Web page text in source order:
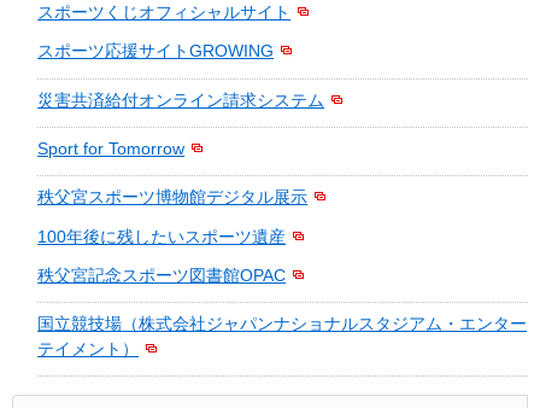
スポーツくじオフィシャルサイト
スポーツ応援サイトGROWING
災害共済給付オンライン請求システム
Sport for Tomorrow
秩父宮スポーツ博物館デジタル展示
100年後に残したいスポーツ遺産
秩父宮記念スポーツ図書館OPAC
国立競技場（株式会社ジャパンナショナルスタジアム・エンター
テイメント）